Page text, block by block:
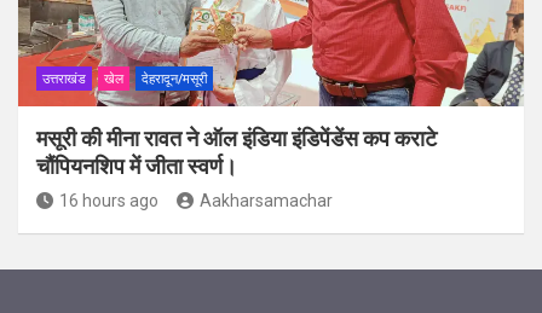
उत्तराखंड खेल देहरादून/मसूरी
मसूरी की मीना रावत ने ऑल इंडिया इंडिपेंडेंस कप कराटे
चौंपियनशिप में जीता स्वर्ण।
16 hours ago Aakharsamachar